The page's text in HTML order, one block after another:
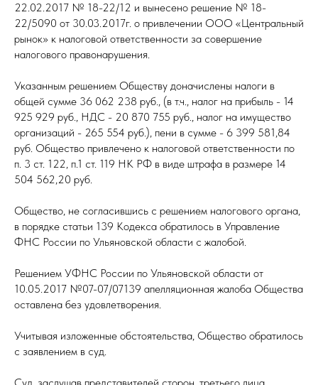
22.02.2017 № 18-22/12 и вынесено решение № 18-
22/5090 от 30.03.2017г. о привлечении ООО «Центральный
рынок» к налоговой ответственности за совершение
налогового правонарушения.
Указанным решением Обществу доначислены налоги в
общей сумме 36 062 238 руб., (в т.ч., налог на прибыль - 14
925 929 руб., НДС - 20 870 755 руб., налог на имущество
организаций - 265 554 руб.), пени в сумме - 6 399 581,84
руб. Общество привлечено к налоговой ответственности по
п. 3 ст. 122, п.1 ст. 119 НК РФ в виде штрафа в размере 14
504 562,20 руб.
Общество, не согласившись с решением налогового органа,
в порядке статьи 139 Кодекса обратилось в Управление
ФНС России по Ульяновской области с жалобой.
Решением УФНС России по Ульяновской области от
10.05.2017 №07-07/07139 апелляционная жалоба Общества
оставлена без удовлетворения.
Учитывая изложенные обстоятельства, Общество обратилось
с заявлением в суд.